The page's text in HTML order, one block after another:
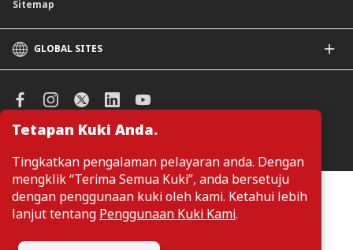
Tetapan Kuki Anda.
Tingkatkan pengalaman pelayaran anda. Dengan
mengklik “Terima Semua Kuki”, anda bersetuju
dengan penggunaan kuki oleh kami. Ketahui lebih
lanjut tentang Penggunaan Kuki Kami.
Sitemap
GLOBAL SITES
CIMB Islamic
CIMB Bank (SG)
CIMB Bank (KH)
CIMB Thai
CIMB Bank (PH)
Pelanggan tidak perlu memberikan butiran peribadi ketika melayari
atau mengakses maklumat berkaitan produk dan perkhidmatan di
laman web. Butiran perbadi hanya diperlukan sekiranya pelanggan
produk atau perkhidmatan.